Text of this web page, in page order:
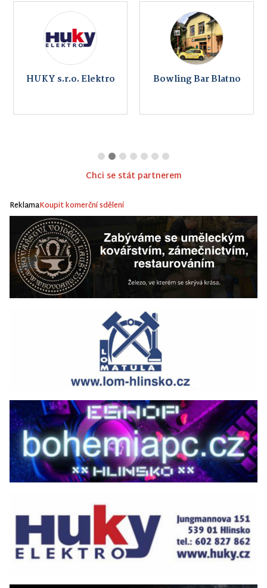
HUKY s.r.o. Elektro Bowling Bar Blatno
Chci se stát partnerem
ReklamaKoupit komerční sdělení